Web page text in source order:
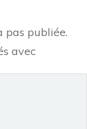
pas publiée.
avec